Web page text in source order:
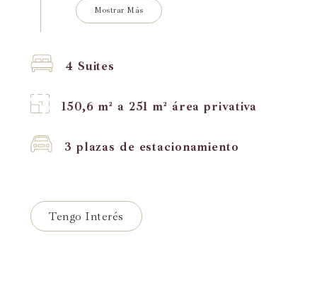
• CASILLERO DE PLAYA
PRIVADO
Mostrar Más
4 Suites
150,6 m² a 251 m² área privativa
3 plazas de estacionamiento
Tengo Interés